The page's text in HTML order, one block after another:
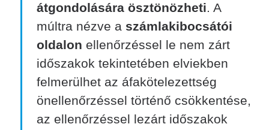
átgondolására ösztönözheti. A
múltra nézve a számlakibocsátói
oldalon ellenőrzéssel le nem zárt
időszakok tekintetében elviekben
felmerülhet az áfakötelezettség
önellenőrzéssel történő csökkentése,
az ellenőrzéssel lezárt időszakok